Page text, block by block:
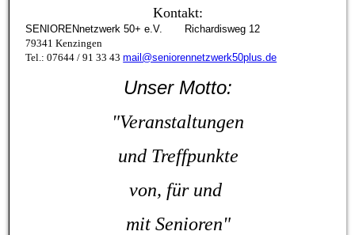
Kontakt:
SENIORENnetzwerk 50+ e.V. Richardisweg 12
79341 Kenzingen
Tel.: 07644 / 91 33 43mail@seniorennetzwerk50plus.de
Unser Motto:
"Veranstaltungen
und Treffpunkte
von, für und
mit Senioren"